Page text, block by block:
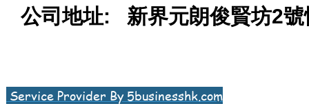
公司地址: 新界元朗俊賢坊2號
Service Provider By 5businesshk.com